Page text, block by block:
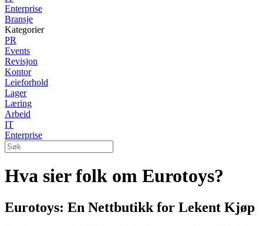
Enterprise
Bransje
Kategorier
PR
Events
Revisjon
Kontor
Leieforhold
Lager
Læring
Arbeid
IT
Enterprise
Hva sier folk om Eurotoys?
Eurotoys: En Nettbutikk for Lekent Kjøp